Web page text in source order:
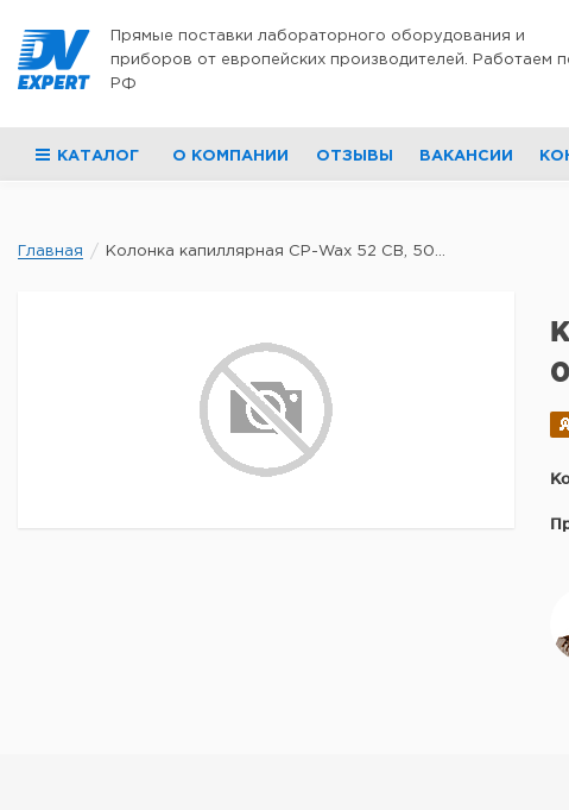
Прямые поставки лабораторного оборудования и
приборов от европейских производителей. Работаем
РФ
КАТАЛОГ О КОМПАНИИ ОТЗЫВЫ ВАКАНСИИ
Главная Колонка капиллярная CP-Wax 52 CB, 50...